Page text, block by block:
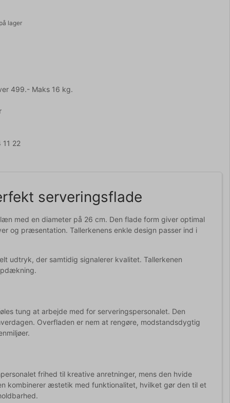
lager
499.- Maks 16 kg.
22
serveringsflade
med en diameter på 26 cm. Den flade form giver optimal
og præsentation. Tallerkenens enkle design passer ind i
udtryk, der samtidig signalerer kvalitet. Tallerkenen
tung at arbejde med for serveringspersonalet. Den
Overfladen er nem at rengøre, modstandsdygtig
frihed til kreative anretninger, mens den hvide
kombinerer æstetik med funktionalitet, hvilket gør den til et